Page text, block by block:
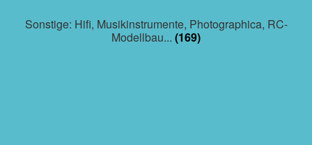
Sonstige: Hifi, Musikinstrumente, Photographica, RC-
Modellbau... (169)